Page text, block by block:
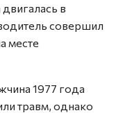
в
совершил
месте
1977 года
травм, однако